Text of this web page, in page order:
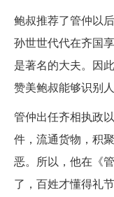
鲍叔推荐了管仲以
孙世世代代在齐国
是著名的大夫。因
赞美鲍叔能够识别人
管仲出任齐相执政
件，流通货物，积
恶。所以，他在《
了，百姓才懂得礼